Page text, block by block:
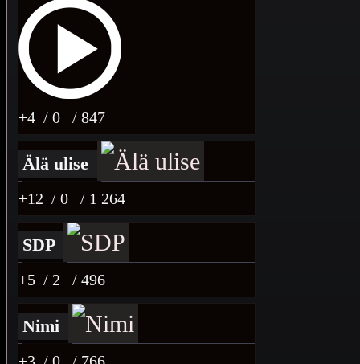
+4 / 0 / 847
Älä ulise
+12 / 0 / 1 264
SDP
+5 / 2 / 496
Nimi
+3 / 0 / 766